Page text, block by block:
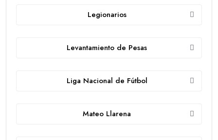
Legionarios
Levantamiento de Pesas
Liga Nacional de Fútbol
Mateo Llarena